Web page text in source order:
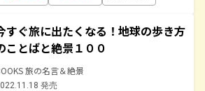
すぐ旅に出たくなる！地球の歩き方
ことばと絶景１００
旅の名言＆絶景
発売